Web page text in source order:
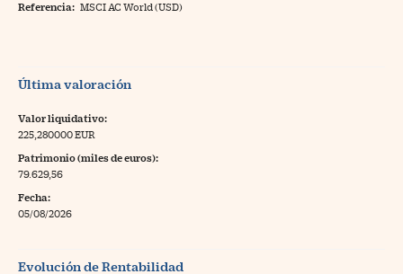
Referencia: MSCI AC World (USD)
Última valoración
Valor liquidativo:
225,280000 EUR
Patrimonio (miles de euros):
79.629,56
Fecha:
05/08/2026
Evolución de Rentabilidad